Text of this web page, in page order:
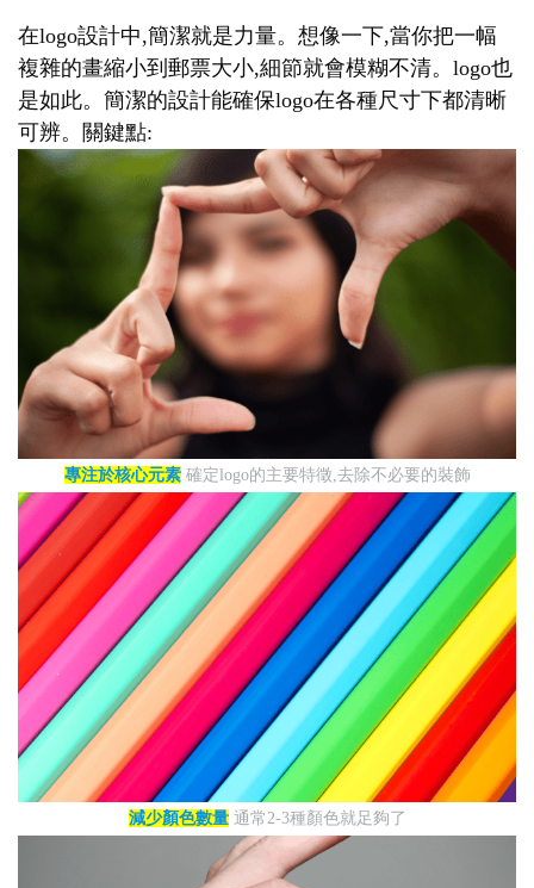
在logo設計中,簡潔就是力量。想像一下,當你把一幅
複雜的畫縮小到郵票大小,細節就會模糊不清。logo也
是如此。簡潔的設計能確保logo在各種尺寸下都清晰
可辨。關鍵點:
專注於核心元素確定logo的主要特徵,去除不必要的裝飾
減少顏色數量通常2-3種顏色就足夠了